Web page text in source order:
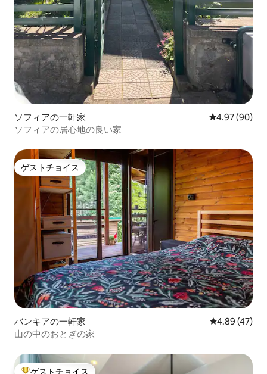
ソフィアの一軒家 レビュー90
4.97 (90)
ソフィアの居心地の良い家
ゲストチョイス
ゲストチョイス
バンキアの一軒家 レビュー47
4.89 (47)
山の中のおとぎの家
ゲストチョイス